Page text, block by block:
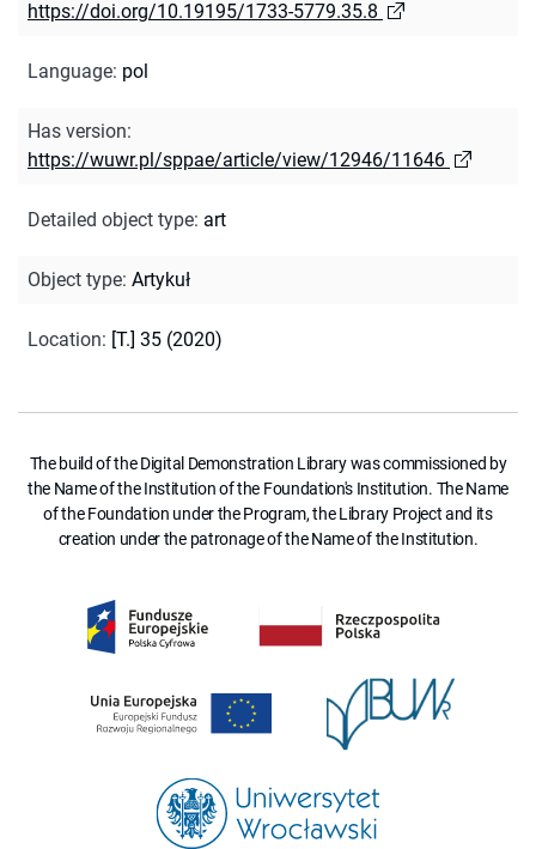
https://doi.org/10.19195/1733-5779.35.8
Language: pol
Has version:
https://wuwr.pl/sppae/article/view/12946/11646
Detailed object type: art
Object type: Artykuł
Location: [T.] 35 (2020)
The build of the Digital Demonstration Library was commissioned by
the Name of the Institution of the Foundation's Institution. The Name
of the Foundation under the Program, the Library Project and its
creation under the patronage of the Name of the Institution.